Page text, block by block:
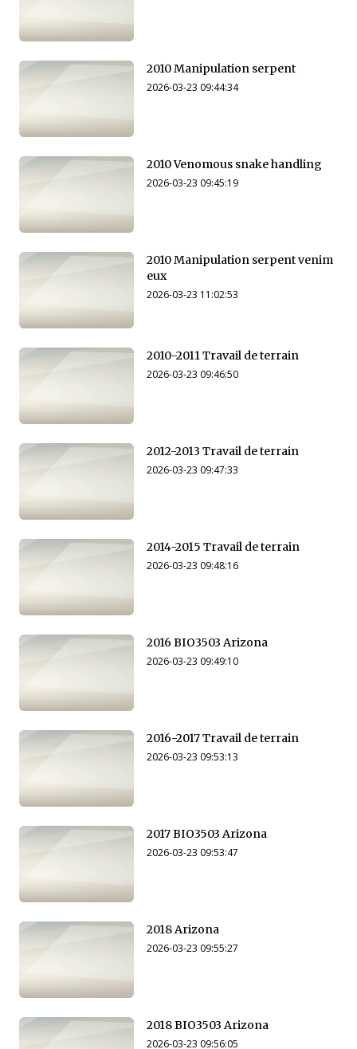
2010 Manipulation serpent
2026-03-23 09:44:34
2010 Venomous snake handling
2026-03-23 09:45:19
2010 Manipulation serpent venim
eux
2026-03-23 11:02:53
2010-2011 Travail de terrain
2026-03-23 09:46:50
2012-2013 Travail de terrain
2026-03-23 09:47:33
2014-2015 Travail de terrain
2026-03-23 09:48:16
2016 BIO3503 Arizona
2026-03-23 09:49:10
2016-2017 Travail de terrain
2026-03-23 09:53:13
2017 BIO3503 Arizona
2026-03-23 09:53:47
2018 Arizona
2026-03-23 09:55:27
2018 BIO3503 Arizona
2026-03-23 09:56:05